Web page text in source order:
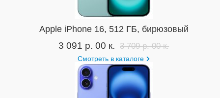
Apple iPhone 16, 512 ГБ, бирюзовый
3 091 р. 00 к. 3 709 р. 00 к.
Смотреть в каталоге